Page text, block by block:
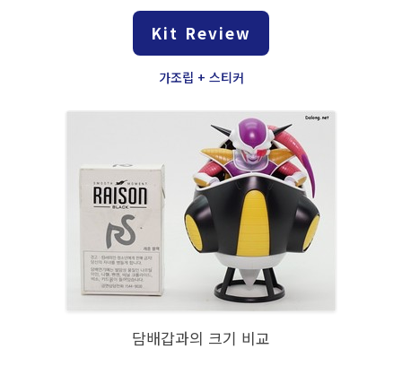
Kit Review
가조립 + 스티커
담배갑과의 크기 비교